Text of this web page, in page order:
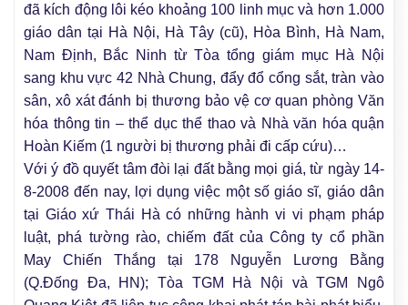
đã kích động lôi kéo khoảng 100 linh mục và hơn 1.000
giáo dân tại Hà Nội, Hà Tây (cũ), Hòa Bình, Hà Nam,
Nam Định, Bắc Ninh từ Tòa tổng giám mục Hà Nội
sang khu vực 42 Nhà Chung, đẩy đổ cổng sắt, tràn vào
sân, xô xát đánh bị thương bảo vệ cơ quan phòng Văn
hóa thông tin – thể dục thể thao và Nhà văn hóa quận
Hoàn Kiếm (1 người bị thương phải đi cấp cứu)…
Với ý đồ quyết tâm đòi lại đất bằng mọi giá, từ ngày 14-
8-2008 đến nay, lợi dụng việc một số giáo sĩ, giáo dân
tại Giáo xứ Thái Hà có những hành vi vi phạm pháp
luật, phá tường rào, chiếm đất của Công ty cổ phần
May Chiến Thắng tại 178 Nguyễn Lương Bằng
(Q.Đống Đa, HN); Tòa TGM Hà Nội và TGM Ngô